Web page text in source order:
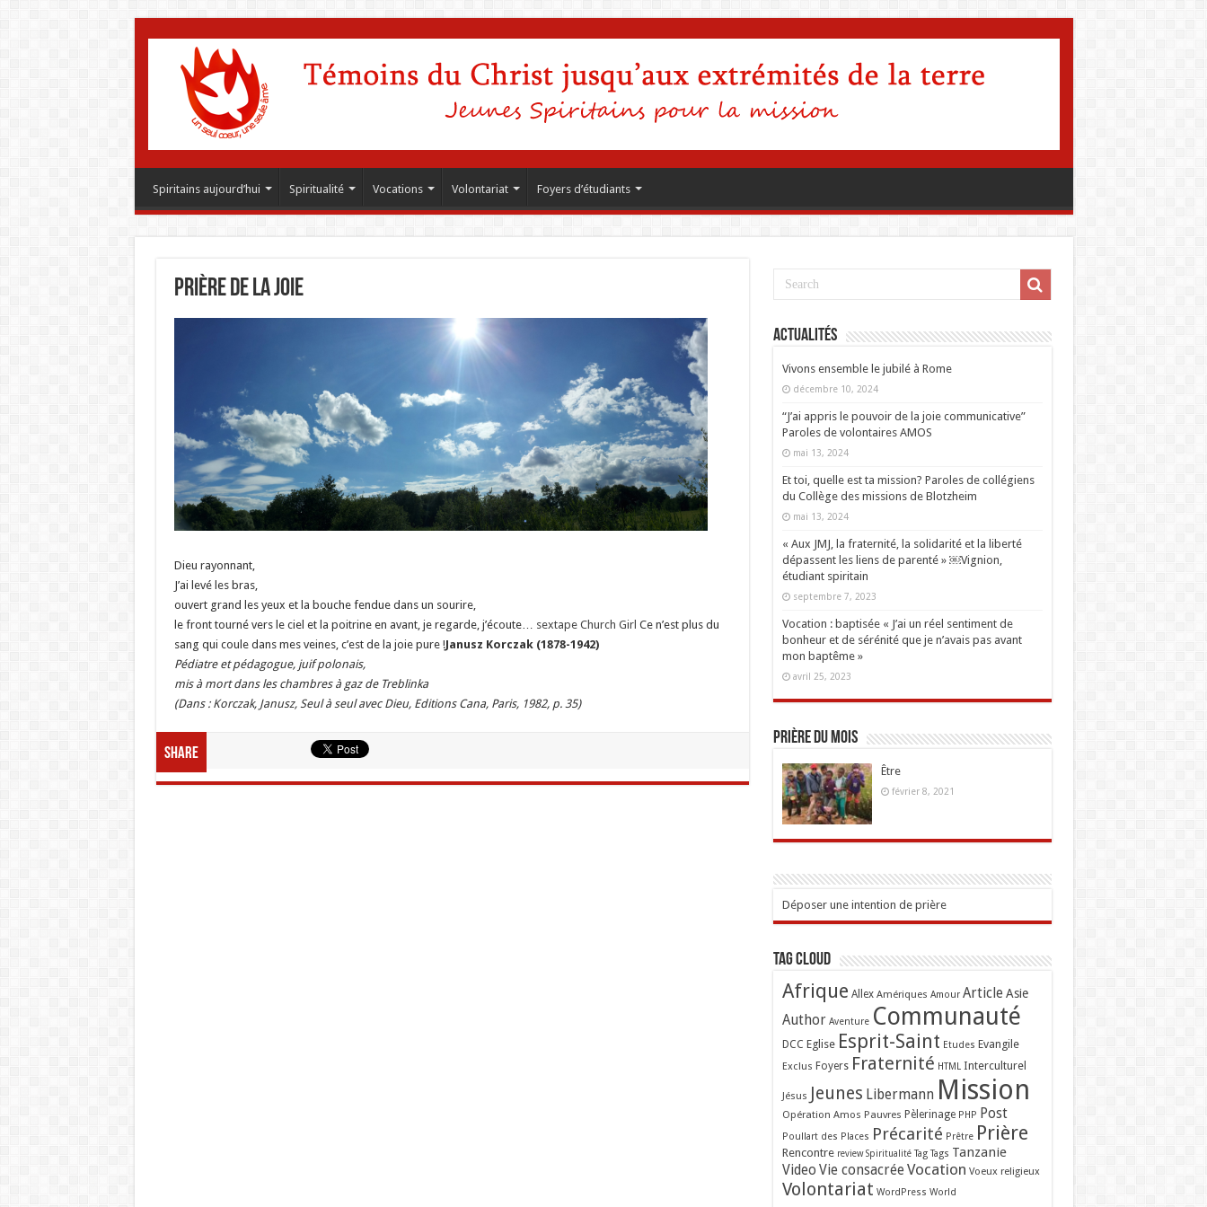
Spiritains aujourd’hui Spiritualité Vocations Volontariat Foyers d’étudiants
Prière de la joie
Dieu rayonnant,
J’ai levé les bras,
ouvert grand les yeux et la bouche fendue dans un sourire,
le front tourné vers le ciel et la poitrine en avant, je regarde, j’écoute… sextape Church Girl Ce n’est plus du
sang qui coule dans mes veines, c’est de la joie pure !Janusz Korczak (1878-1942)
Pédiatre et pédagogue, juif polonais,
mis à mort dans les chambres à gaz de Treblinka
(Dans : Korczak, Janusz, Seul à seul avec Dieu, Editions Cana, Paris, 1982, p. 35)
Share
Actualités
Vivons ensemble le jubilé à Rome
décembre 10, 2024
“J’ai appris le pouvoir de la joie communicative”
Paroles de volontaires AMOS
mai 13, 2024
Et toi, quelle est ta mission? Paroles de collégiens
du Collège des missions de Blotzheim
mai 13, 2024
« Aux JMJ, la fraternité, la solidarité et la liberté
dépassent les liens de parenté » ￼Vignion,
étudiant spiritain
septembre 7, 2023
Vocation : baptisée « J’ai un réel sentiment de
bonheur et de sérénité que je n’avais pas avant
mon baptême »
avril 25, 2023
Prière du mois
Être
février 8, 2021
Déposer une intention de prière
Tag Cloud
Afrique Allex Amériques Amour Article Asie
Author Aventure Communauté
DCC Eglise Esprit-Saint Etudes Evangile
Exclus Foyers Fraternité HTML Interculturel
Jésus Jeunes Libermann Mission
Opération Amos Pauvres Pèlerinage PHP Post
Poullart des Places Précarité Prêtre Prière
Rencontre review Spiritualité Tag Tags Tanzanie
Video Vie consacrée Vocation Voeux religieux
Volontariat WordPress World